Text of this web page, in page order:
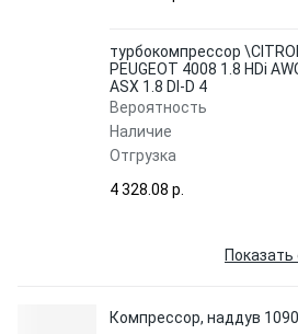
турбокомпрессор
PEUGEOT 4008 1.8 HDi
ASX 1.8 DI-D 4
Вероятность
Наличие
Отгрузка
4 328.08 p.
Компрессор, наддув